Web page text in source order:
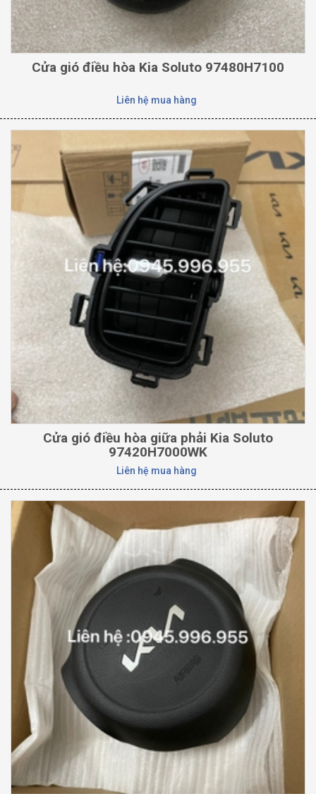
Cửa gió điều hòa Kia Soluto 97480H7100
Liên hệ mua hàng
Cửa gió điều hòa giữa phải Kia Soluto
97420H7000WK
Liên hệ mua hàng